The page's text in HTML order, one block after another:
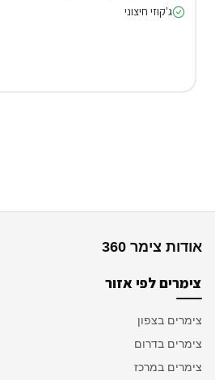
ג'קוזי חיצוני
אודות צימר 360
צימרים לפי אזור
צימרים בצפון
צימרים בדרום
צימרים במרכז